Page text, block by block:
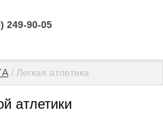
249-90-05
/ Легкая атлетика
атлетики